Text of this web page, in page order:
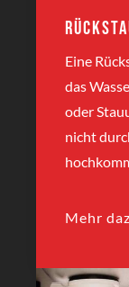
Eine
das
oder
nicht
Mehr